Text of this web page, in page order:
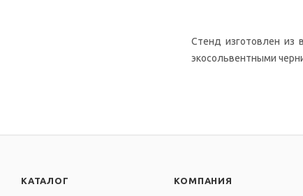
Стенд изготовлен из
экосольвентными
КАТАЛОГ КОМПАНИЯ